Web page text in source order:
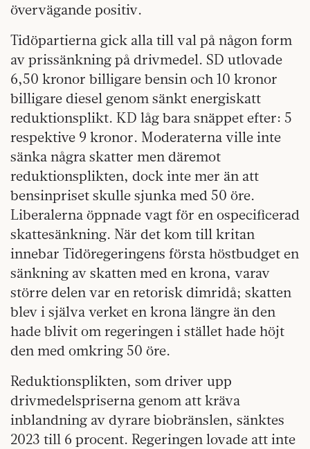
övervägande positiv.
Tidöpartierna gick alla till val på någon form
av prissänkning på drivmedel. SD utlovade
6,50 kronor billigare bensin och 10 kronor
billigare diesel genom sänkt energiskatt
reduktionsplikt. KD låg bara snäppet efter: 5
respektive 9 kronor. Moderaterna ville inte
sänka några skatter men däremot
reduktionsplikten, dock inte mer än att
bensinpriset skulle sjunka med 50 öre.
Liberalerna öppnade vagt för en ospecificerad
skattesänkning. När det kom till kritan
innebar Tidöregeringens första höstbudget en
sänkning av skatten med en krona, varav
större delen var en retorisk dimridå; skatten
blev i själva verket en krona längre än den
hade blivit om regeringen i stället hade höjt
den med omkring 50 öre.
Reduktionsplikten, som driver upp
drivmedelspriserna genom att kräva
inblandning av dyrare biobränslen, sänktes
2023 till 6 procent. Regeringen lovade att inte